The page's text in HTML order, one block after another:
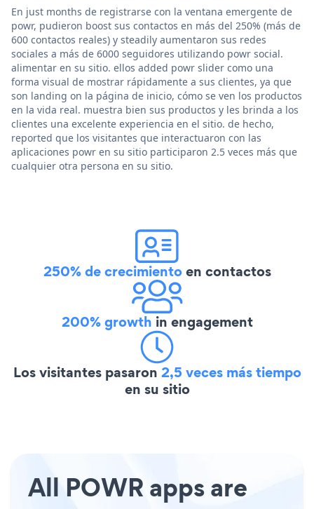
En just months de registrarse con la ventana emergente de
powr, pudieron boost sus contactos en más del 250% (más de
600 contactos reales) y steadily aumentaron sus redes
sociales a más de 6000 seguidores utilizando powr social.
alimentar en su sitio. ellos added powr slider como una
forma visual de mostrar rápidamente a sus clientes, ya que
son landing on la página de inicio, cómo se ven los productos
en la vida real. muestra bien sus productos y les brinda a los
clientes una excelente experiencia en el sitio. de hecho,
reported que los visitantes que interactuaron con las
aplicaciones powr en su sitio participaron 2.5 veces más que
cualquier otra persona en su sitio.
250% de crecimientoen contactos
200% growth in engagement
Los visitantes pasaron 2,5 veces más tiempo
en su sitio
All POWR apps are